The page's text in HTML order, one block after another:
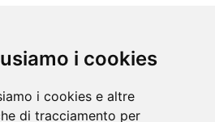
i cookies
i cookies e altre
di tracciamento per